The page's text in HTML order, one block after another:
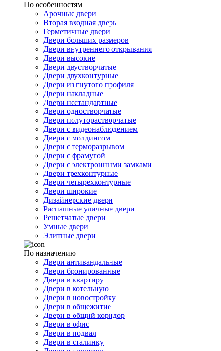
По особенностям
Арочные двери
Вторая входная дверь
Герметичные двери
Двери больших размеров
Двери внутреннего открывания
Двери высокие
Двери двустворчатые
Двери двухконтурные
Двери из гнутого профиля
Двери накладные
Двери нестандартные
Двери одностворчатые
Двери полуторастворчатые
Двери с видеонаблюдением
Двери с молдингом
Двери с терморазрывом
Двери с фрамугой
Двери с электронными замками
Двери трехконтурные
Двери четырехконтурные
Двери широкие
Дизайнерские двери
Распашные уличные двери
Решетчатые двери
Умные двери
Элитные двери
По назначению
Двери антивандальные
Двери бронированные
Двери в квартиру
Двери в котельную
Двери в новостройку
Двери в общежитие
Двери в общий коридор
Двери в офис
Двери в подвал
Двери в сталинку